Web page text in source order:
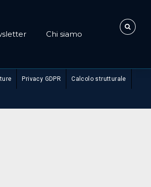
Chi siamo
Privacy GDPR Calcolo strutturale